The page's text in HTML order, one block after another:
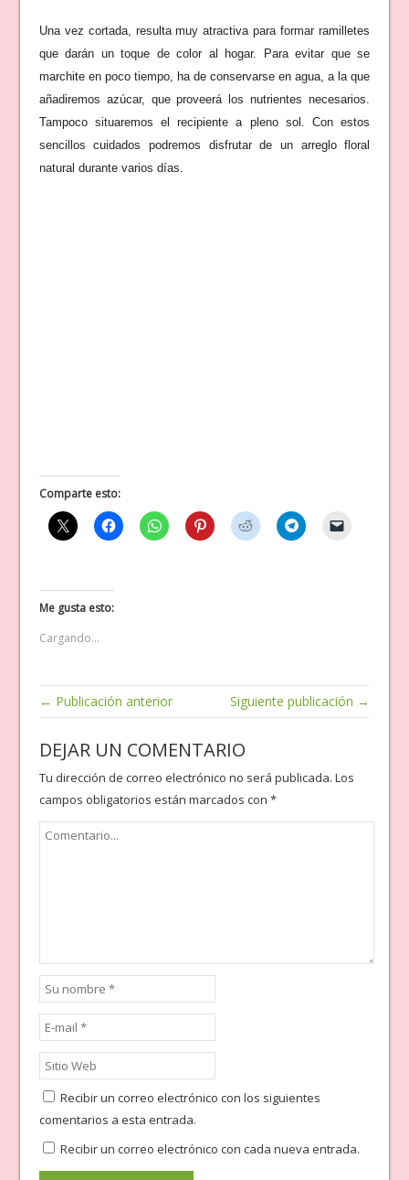
Una vez cortada, resulta muy atractiva para formar ramilletes
que darán un toque de color al hogar. Para evitar que se
marchite en poco tiempo, ha de conservarse en agua, a la que
añadiremos azúcar, que proveerá los nutrientes necesarios.
Tampoco situaremos el recipiente a pleno sol. Con estos
sencillos cuidados podremos disfrutar de un arreglo floral
natural durante varios días.
Comparte esto:
Me gusta esto:
Cargando...
← Publicación anterior Siguiente publicación →
DEJAR UN COMENTARIO
Tu dirección de correo electrónico no será publicada. Los
campos obligatorios están marcados con *
Recibir un correo electrónico con los siguientes
comentarios a esta entrada.
Recibir un correo electrónico con cada nueva entrada.